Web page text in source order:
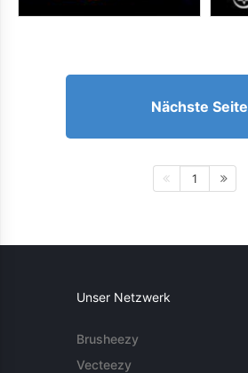
Nächste Seite
1
Unser Netzwerk
Brusheezy
Vecteezy